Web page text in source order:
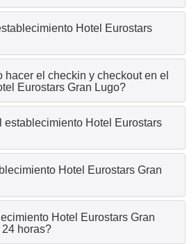
Hotel Eurostars
hacer el checkin y checkout en el
Eurostars Gran Lugo?
establecimiento Hotel Eurostars
Hotel Eurostars Gran
Hotel Eurostars Gran
horas?